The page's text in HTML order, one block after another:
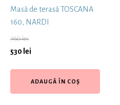
Masă de terasă TOSCANA
160, NARDI
760lei
530 lei
ADAUGĂ ÎN COȘ